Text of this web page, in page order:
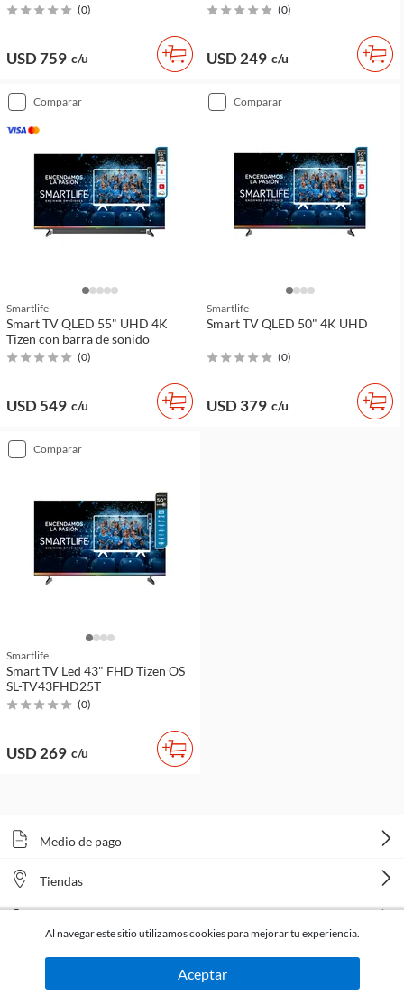
(0)
USD 759 c/u
(0)
USD 249 c/u
comparar
Smartlife
Smart TV QLED 55" UHD 4K
Tizen con barra de sonido
(0)
USD 549 c/u
comparar
Smartlife
Smart TV QLED 50" 4K UHD
(0)
USD 379 c/u
comparar
Smartlife
Smart TV Led 43" FHD Tizen OS
SL-TV43FHD25T
(0)
USD 269 c/u
Medio de pago
Tiendas
Al navegar este sitio utilizamos cookies para mejorar tu experiencia.
Aceptar